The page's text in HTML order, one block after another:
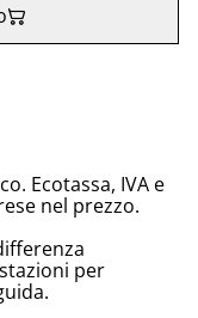
Ecotassa, IVA e
nel prezzo.
per